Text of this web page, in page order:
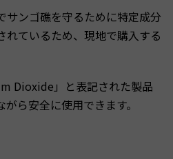
サンゴ礁を守るために特定成分
れているため、現地で購入する
Dioxide」と表記された製品
ら安全に使用できます。